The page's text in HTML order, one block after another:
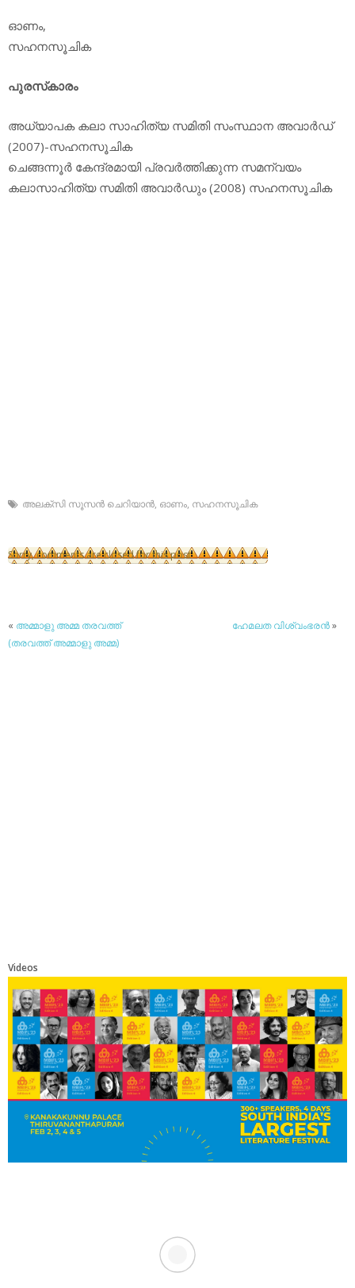
ഓണം,
സഹനസൂചിക
പുരസ്‌കാരം
അധ്യാപക കലാ സാഹിത്യ സമിതി സംസ്ഥാന അവാര്‍ഡ്
(2007)-സഹനസൂചിക
ചെങ്ങന്നൂര്‍ കേന്ദ്രമായി പ്രവര്‍ത്തിക്കുന്ന സമന്വയം
കലാസാഹിത്യ സമിതി അവാര്‍ഡും (2008) സഹനസൂചിക
അലക്‌സി സൂസന്‍ ചെറിയാന്‍, ഓണം, സഹനസൂചിക
Sorry, comments are closed for this post
« അമ്മാളു അമ്മ തരവത്ത്
(തരവത്ത് അമ്മാളു അമ്മ)
ഹേമലത വിശ്വംഭരന്‍»
Videos